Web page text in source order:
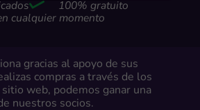
100% gratuito
cualquier momento
gracias al apoyo de sus
compras a través de los
web, podemos ganar una
nuestros socios.